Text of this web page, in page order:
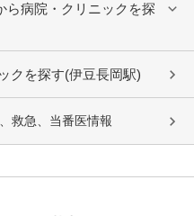
ら病院・クリニックを探
クを探す(伊豆長岡駅)
救急、当番医情報